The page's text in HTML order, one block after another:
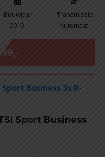
Bouwjaar
2019
Transmissie
Automaat
€ 99,-
Sport Business